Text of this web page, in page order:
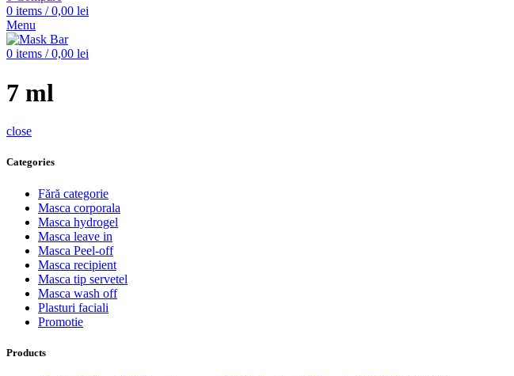
0 items / 0,00 lei
Menu
0 items / 0,00 lei
7 ml
close
Categories
Fără categorie
Masca corporala
Masca hydrogel
Masca leave in
Masca Peel-off
Masca recipient
Masca tip servetel
Masca wash off
Plasturi faciali
Promotie
Products